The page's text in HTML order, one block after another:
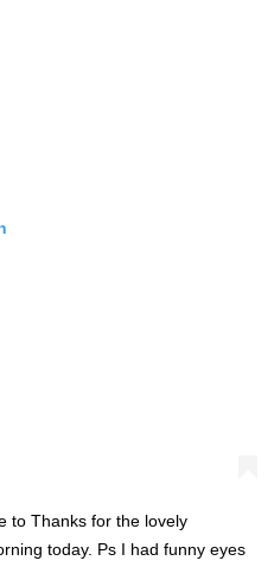
to Thanks for the lovely
today. Ps I had funny eyes